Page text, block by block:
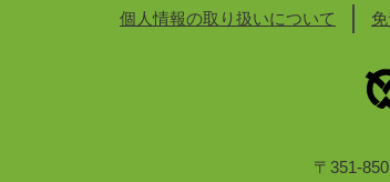
個人情報の取り扱いについて
〒351-